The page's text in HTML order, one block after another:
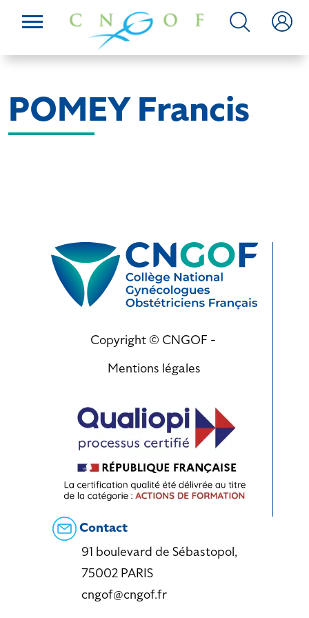
POMEY Francis
Copyright © CNGOF -
Mentions légales
Contact
91 boulevard de Sébastopol,
75002 PARIS
cngof@cngof.fr